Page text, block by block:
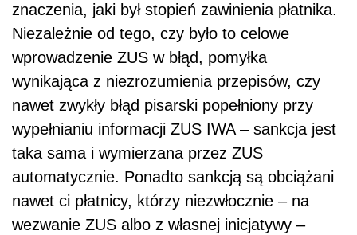
znaczenia, jaki był stopień zawinienia płatnika.
Niezależnie od tego, czy było to celowe
wprowadzenie ZUS w błąd, pomyłka
wynikająca z niezrozumienia przepisów, czy
nawet zwykły błąd pisarski popełniony przy
wypełnianiu informacji ZUS IWA – sankcja jest
taka sama i wymierzana przez ZUS
automatycznie. Ponadto sankcją są obciążani
nawet ci płatnicy, którzy niezwłocznie – na
wezwanie ZUS albo z własnej inicjatywy –